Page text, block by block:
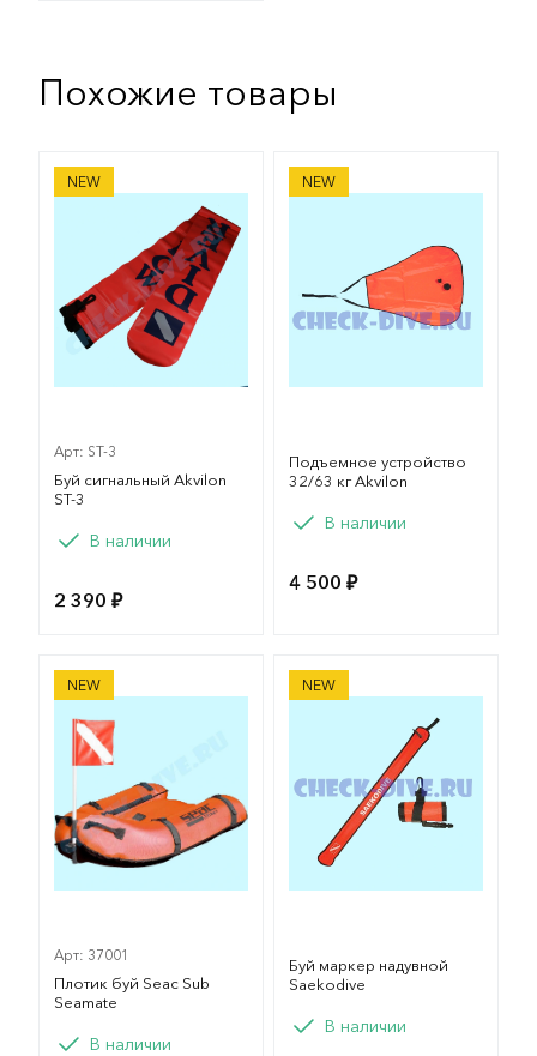
Похожие товары
NEW
Буй сигнальный Akvilon ST-3
Арт: ST-3
Буй сигнальный Akvilon
ST-3
ВариантВ наличии
2 390 ₽
NEW
Подъемное устройство
Подъемное устройство
32/63 кг Akvilon
В наличии
4 500 ₽
NEW
Плотик буй Seac Sub Seamate
Арт: 37001
Плотик буй Seac Sub
Seamate
ВариантВ наличии
NEW
Буй маркер надувной
Буй маркер надувной
Saekodive
В наличии